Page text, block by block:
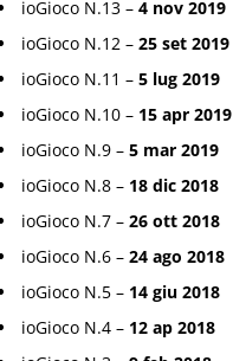
ioGioco N.13 – 4 nov 2019
ioGioco N.12 – 25 set 2019
ioGioco N.11 – 5 lug 2019
ioGioco N.10 – 15 apr 2019
ioGioco N.9 – 5 mar 2019
ioGioco N.8 – 18 dic 2018
ioGioco N.7 – 26 ott 2018
ioGioco N.6 – 24 ago 2018
ioGioco N.5 – 14 giu 2018
ioGioco N.4 – 12 ap 2018